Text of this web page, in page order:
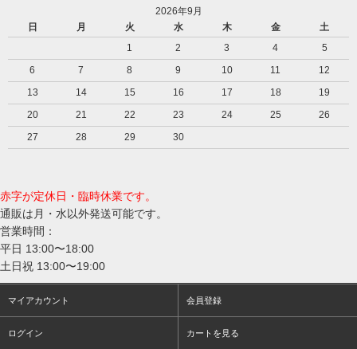
2026年9月
日
月 火 水 木 金
土
1
2 3 4
5
6
7 8 9 10 11
12
13
14 15 16 17 18
19
20
21 22 23 24 25
26
27
28 29 30
赤字が定休日・臨時休業です。
通販は月・水以外発送可能です。
営業時間：
平日 13:00〜18:00
土日祝 13:00〜19:00
マイアカウント 会員登録
ログイン カートを見る